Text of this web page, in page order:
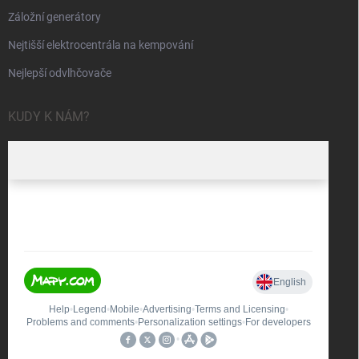
Záložní generátory
Nejtišší elektrocentrála na kempování
Nejlepší odvlhčovače
KUDY K NÁM?